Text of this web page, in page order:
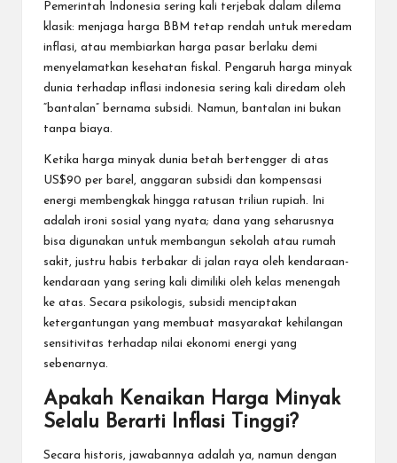
Pemerintah Indonesia sering kali terjebak dalam dilema
klasik: menjaga harga BBM tetap rendah untuk meredam
inflasi, atau membiarkan harga pasar berlaku demi
menyelamatkan kesehatan fiskal. Pengaruh harga minyak
dunia terhadap inflasi indonesia sering kali diredam oleh
“bantalan” bernama subsidi. Namun, bantalan ini bukan
tanpa biaya.
Ketika harga minyak dunia betah bertengger di atas
US$90 per barel, anggaran subsidi dan kompensasi
energi membengkak hingga ratusan triliun rupiah. Ini
adalah ironi sosial yang nyata; dana yang seharusnya
bisa digunakan untuk membangun sekolah atau rumah
sakit, justru habis terbakar di jalan raya oleh kendaraan-
kendaraan yang sering kali dimiliki oleh kelas menengah
ke atas. Secara psikologis, subsidi menciptakan
ketergantungan yang membuat masyarakat kehilangan
sensitivitas terhadap nilai ekonomi energi yang
sebenarnya.
Apakah Kenaikan Harga Minyak
Selalu Berarti Inflasi Tinggi?
Secara historis, jawabannya adalah ya, namun dengan